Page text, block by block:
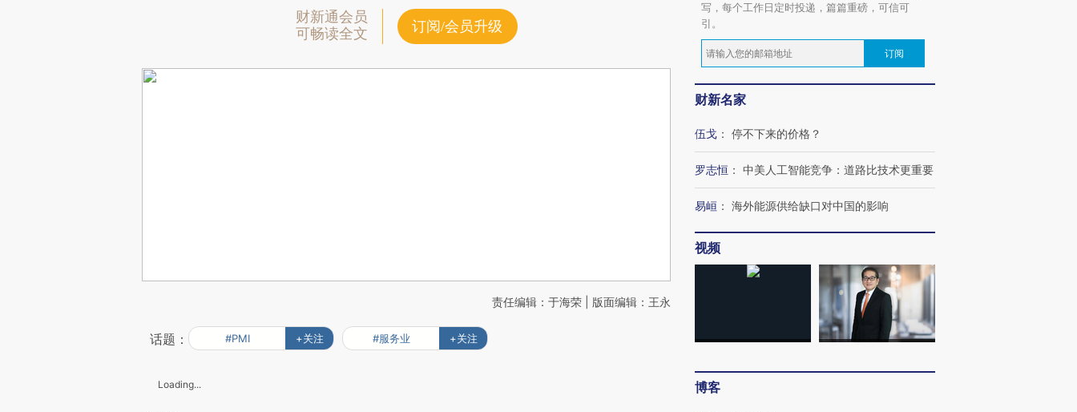
财新通会员
可畅读全文
订阅/会员升级
责任编辑：于海荣 | 版面编辑：王永
话题： #PMI +关注 #服务业 +关注
Loading...
写，每个工作日定时投递，篇篇重磅，可信可
引。
订阅
财新名家
伍戈 ： 停不下来的价格？
罗志恒 ： 中美人工智能竞争：道路比技术更重要
易峘 ： 海外能源供给缺口对中国的影响
视频
博客